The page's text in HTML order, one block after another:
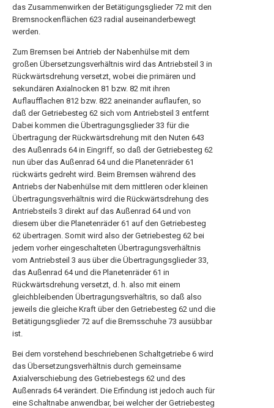
das Zusammenwirken der Betätigungsglieder 72 mit den
Bremsnockenflächen 623 radial auseinanderbewegt
werden.
Zum Bremsen bei Antrieb der Nabenhülse mit dem
großen Übersetzungsverhältnis wird das Antriebsteil 3 in
Rückwärtsdrehung versetzt, wobei die primären und
sekundären Axialnocken 81 bzw. 82 mit ihren
Auflaufflachen 812 bzw. 822 aneinander auflaufen, so
daß der Getriebesteg 62 sich vom Antriebsteil 3 entfernt
Dabei kommen die Übertragungsglieder 33 für die
Übertragung der Rückwärtsdrehung mit den Nuten 643
des Außenrads 64 in Eingriff, so daß der Getriebesteg 62
nun über das Außenrad 64 und die Planetenräder 61
rückwärts gedreht wird. Beim Bremsen während des
Antriebs der Nabenhülse mit dem mittleren oder kleinen
Übertragungsverhältnis wird die Rückwärtsdrehung des
Antriebsteils 3 direkt auf das Außenrad 64 und von
diesem über die Planetenräder 61 auf den Getriebesteg
62 übertragen. Somit wird also der Getriebesteg 62 bei
jedem vorher eingeschalteten Übertragungsverhältnis
vom Antriebsteil 3 aus über die Übertragungsglieder 33,
das Außenrad 64 und die Planetenräder 61 in
Rückwärtsdrehung versetzt, d. h. also mit einem
gleichbleibenden Übertragungsverhältris, so daß also
jeweils die gleiche Kraft über den Getriebesteg 62 und die
Betätigungsglieder 72 auf die Bremsschuhe 73 ausübbar
ist.
Bei dem vorstehend beschriebenen Schaltgetriebe 6 wird
das Übersetzungsverhältnis durch gemeinsame
Axialverschiebung des Getriebestegs 62 und des
Außenrads 64 verändert. Die Erfindung ist jedoch auch für
eine Schaltnabe anwendbar, bei welcher der Getriebesteg